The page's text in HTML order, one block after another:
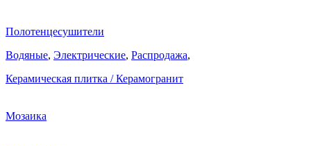
Полотенцесушители
Водяные, Электрические, Распродажа,
Керамическая плитка / Керамогранит
Мозаика